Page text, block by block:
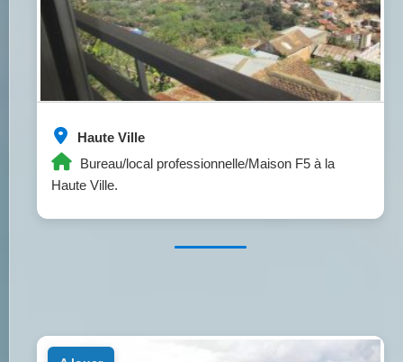
Haute Ville
Bureau/local professionnelle/Maison F5 à la
Haute Ville.